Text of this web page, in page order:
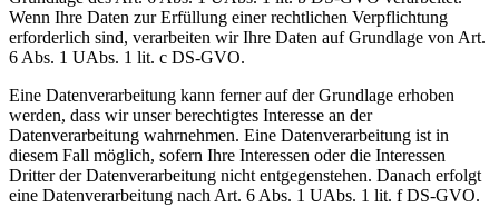
Wenn Ihre Daten zur Erfüllung einer rechtlichen Verpflichtung
erforderlich sind, verarbeiten wir Ihre Daten auf Grundlage von Art.
6 Abs. 1 UAbs. 1 lit. c DS-GVO.
Eine Datenverarbeitung kann ferner auf der Grundlage erhoben
werden, dass wir unser berechtigtes Interesse an der
Datenverarbeitung wahrnehmen. Eine Datenverarbeitung ist in
diesem Fall möglich, sofern Ihre Interessen oder die Interessen
Dritter der Datenverarbeitung nicht entgegenstehen. Danach erfolgt
eine Datenverarbeitung nach Art. 6 Abs. 1 UAbs. 1 lit. f DS-GVO.